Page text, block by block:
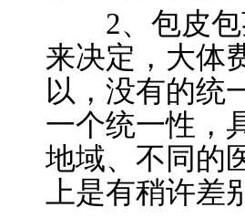
2、包皮包
来决定，大体
以，没有的统
一个统一性，
地域、不同的
上是有稍许差